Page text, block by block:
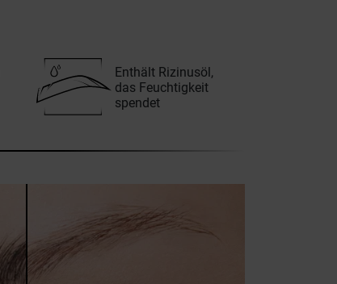
Enthält Rizinusöl,
das Feuchtigkeit
spendet